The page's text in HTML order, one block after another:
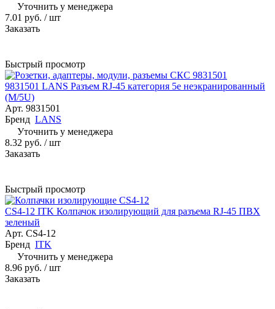
Уточнить у менеджера
7.01 руб. / шт
Заказать
Быстрый просмотр
9831501 LANS Разъем RJ-45 категория 5е неэкранированный
(M/5U)
Арт. 9831501
Бренд LANS
Уточнить у менеджера
8.32 руб. / шт
Заказать
Быстрый просмотр
CS4-12 ITK Колпачок изолирующий для разъема RJ-45 ПВХ
зеленый
Арт. CS4-12
Бренд ITK
Уточнить у менеджера
8.96 руб. / шт
Заказать